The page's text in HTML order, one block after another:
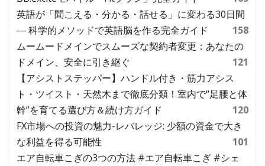
英語が「聞こえる・分かる・話せる」に変わる30日間
― 科学的メソッドで英語脳を作る完全ガイド
158
ムームードメインでスムーズな契約者変更：あなたの
ドメイン、安全に引き継ぐ
121
【アシストステッパー】ハンドル付き・筋力アシス
ト・ツイスト・天然木まで徹底分類！室内で“足腰と体
幹”を育てる選び方＆続け方ガイド
120
FX市場への投資の魅力-レバレッジ: 少額の資金で大き
な利益を得る可能性
101
エア自転車こぎの3つの方法 #エア自転車こぎ #シェ